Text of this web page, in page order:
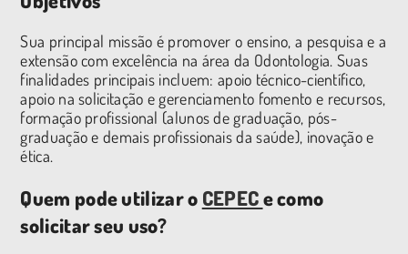
Sua principal missão é promover o ensino, a pesquisa e a
extensão com excelência na área da Odontologia. Suas
finalidades principais incluem: apoio técnico-científico,
apoio na solicitação e gerenciamento fomento e recursos,
formação profissional (alunos de graduação, pós-
graduação e demais profissionais da saúde), inovação e
ética.
Quem pode utilizar o CEPECe como
solicitar seu uso?